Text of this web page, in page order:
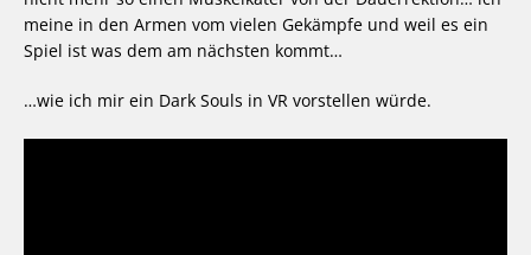
meine in den Armen vom vielen Gekämpfe und weil es ein
Spiel ist was dem am nächsten kommt…
…wie ich mir ein Dark Souls in VR vorstellen würde.